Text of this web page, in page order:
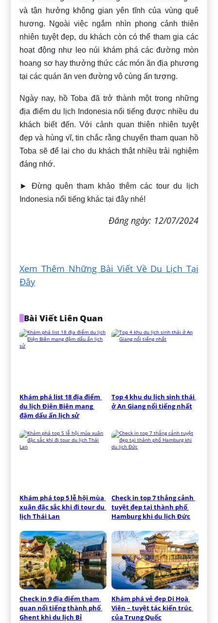
và tận hưởng không gian yên tĩnh của vùng quê
hương. Ngoài việc ngắm nhìn phong cảnh thiên
nhiên tuyệt đẹp, du khách còn có thể tham gia các
hoạt động như leo núi khám phá các đường mòn
hoang sơ hay thưởng thức các món ăn địa phương
tại các quán ăn ven đường vô cùng ấn tượng.
Ngày nay, hồ Toba đã trở thành một trong những
địa điểm du lịch Indonesia nổi tiếng được nhiều du
khách biết đến. Với cảnh quan thiên nhiên tuyệt
đẹp và hùng vĩ,tin chắc rằng chuyến tham quan hồ
Toba sẽ để lại cho du khách thật nhiều trải nghiệm
đáng nhớ.
► Đừng quên tham khảo thêm các tour du lịch
Indonesia nổi tiếng khác tại đây nhé!
Đăng ngày: 12/07/2024
Xem Thêm Những Bài Viết Về Du Lịch Tại
Đây
Bài Viết Liên Quan
Khám phá list 18 địa điểm
du lịch Điện Biên mang
đậm dấu ấn lịch sử
Top 4 khu du lịch sinh thái
ở An Giang nổi tiếng nhất
Khám phá top 5 lễ hội mùa
xuân đặc sắc khi đi tour du
lịch Thái Lan
Check in top 7 thắng cảnh
tuyệt đẹp tại thành phố
Hamburg khi du lịch Đức
Check in 9 địa điểm tham
quan nổi tiếng thành phố
Ghent khi du lịch Bỉ
Khám phá vẻ đẹp Di Hoà
Viên – tuyệt tác kiến trúc
của Trung Quốc